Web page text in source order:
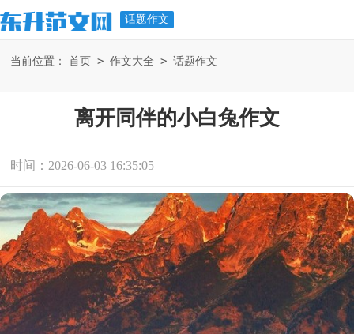
话题作文
当前位置： 首页 > 作文大全 > 话题作文
离开同伴的小白兔作文
时间：2026-06-03 16:35:05